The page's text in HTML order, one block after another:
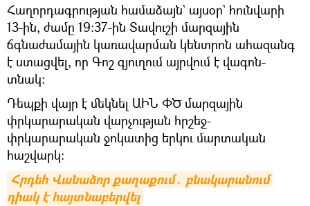
Հաղորդագրության համաձայն` այսօր` հունվարի
13-ին, ժամը 19։37-ին Տավուշի մարզային
ճգնաժամային կառավարման կենտրոն ահազանգ
է ստացվել, որ Գոշ գյուղում այրվում է վագոն-
տնակ։
Դեպքի վայր է մեկնել ԱԻՆ ՓԾ մարզային
փրկարարական վարչության հրշեջ-
փրկարարական ջոկատից երկու մարտական
հաշվարկ։
Հրդեհ Վանաձոր քաղաքում․ բնակարանում
դիակ է հայտնաբերվել